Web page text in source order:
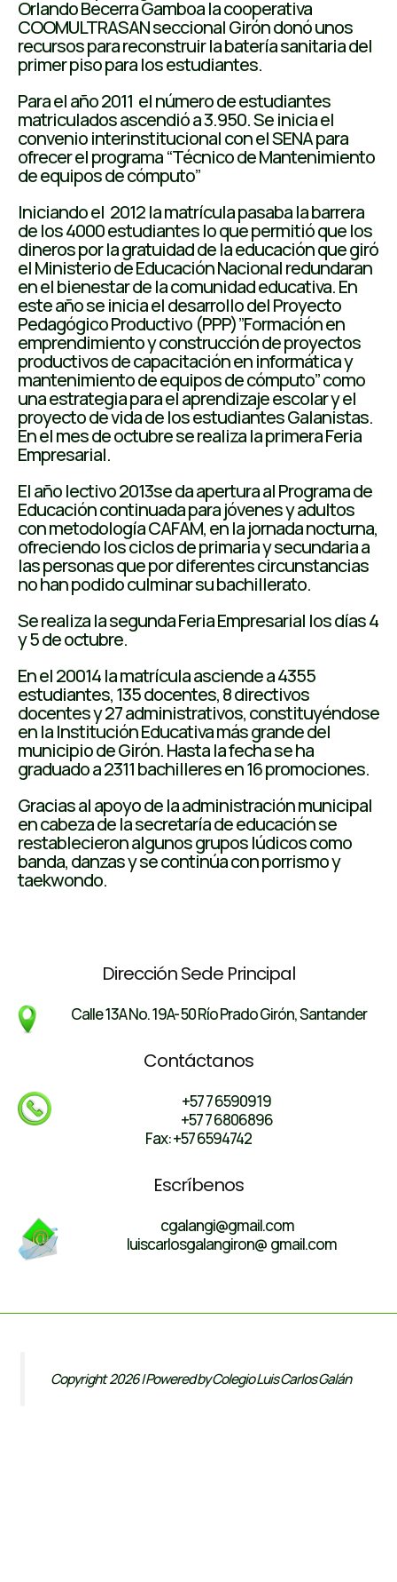
Orlando Becerra Gamboa la cooperativa
COOMULTRASAN seccional Girón donó unos
recursos para reconstruir la batería sanitaria del
primer piso para los estudiantes.
Para el año 2011 el número de estudiantes
matriculados ascendió a 3.950. Se inicia el
convenio interinstitucional con el SENA para
ofrecer el programa “Técnico de Mantenimiento
de equipos de cómputo”
Iniciando el 2012 la matrícula pasaba la barrera
de los 4000 estudiantes lo que permitió que los
dineros por la gratuidad de la educación que giró
el Ministerio de Educación Nacional redundaran
en el bienestar de la comunidad educativa. En
este año se inicia el desarrollo del Proyecto
Pedagógico Productivo (PPP)”Formación en
emprendimiento y construcción de proyectos
productivos de capacitación en informática y
mantenimiento de equipos de cómputo” como
una estrategia para el aprendizaje escolar y el
proyecto de vida de los estudiantes Galanistas.
En el mes de octubre se realiza la primera Feria
Empresarial.
El año lectivo 2013se da apertura al Programa de
Educación continuada para jóvenes y adultos
con metodología CAFAM, en la jornada nocturna,
ofreciendo los ciclos de primaria y secundaria a
las personas que por diferentes circunstancias
no han podido culminar su bachillerato.
Se realiza la segunda Feria Empresarial los días 4
y 5 de octubre.
En el 20014 la matrícula asciende a 4355
estudiantes, 135 docentes, 8 directivos
docentes y 27 administrativos, constituyéndose
en la Institución Educativa más grande del
municipio de Girón. Hasta la fecha se ha
graduado a 2311 bachilleres en 16 promociones.
Gracias al apoyo de la administración municipal
en cabeza de la secretaría de educación se
restablecieron algunos grupos lúdicos como
banda, danzas y se continúa con porrismo y
taekwondo.
Dirección Sede Principal
Calle 13A No. 19A- 50 Río Prado Girón, Santander
Contáctanos
+57 7 6590919
+57 7 6806896
Fax: +57 6594742
Escríbenos
cgalangi@gmail.com
luiscarlosgalangiron@ gmail.com
Copyright 2026 | Powered by Colegio Luis Carlos Galán